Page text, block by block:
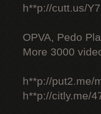
h**p://cutt.us/
OPVA, Pedo
More 3000
h**p://put2.me/
h**p://citly.me/